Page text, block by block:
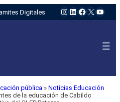
Digitales Instagram
LinkedIn
Facebook
X
pública » Noticias Educación
de la educación de Cabildo